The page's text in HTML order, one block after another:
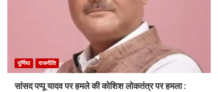
पूर्णिया राजनीति
सांसद पप्पू यादव पर हमले की कोशिश लोकतंत्र पर हमला :